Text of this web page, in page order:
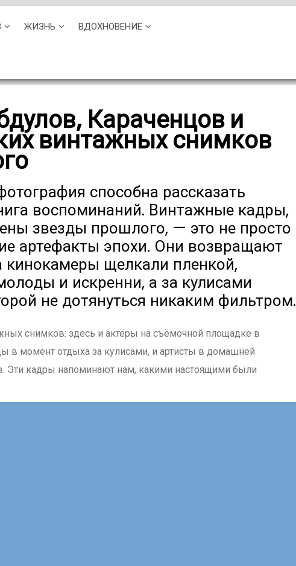
ЖИЗНЬ ВДОХНОВЕНИЕ
Караченцов и
винтажных снимков
способна рассказать
воспоминаний. Винтажные кадры,
звезды прошлого, — это не просто
артефакты эпохи. Они возвращают
кинокамеры щелкали пленкой,
и искренни, а за кулисами
не дотянуться никаким фильтром.
снимков: здесь и актёры на съёмочной площадке в
в момент отдыха за кулисами, и артисты в домашней
Эти кадры напоминают нам, какими настоящими были